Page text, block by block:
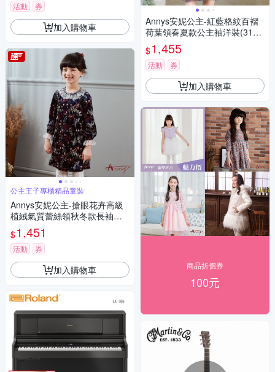
活動 券
加入購物車
公主王子專櫃精品童裝
Annys安妮公主-搶眼花卉高級
植絨氣質蕾絲領秋冬款長袖洋
裝*9614藍色
$1,451
活動 券
加入購物車
Annys安妮公主-紅藍格紋百褶
荷葉領春夏款公主袖洋裝(3146
藍色)
$1,455
活動 券
加入購物車
商品折價券
100元